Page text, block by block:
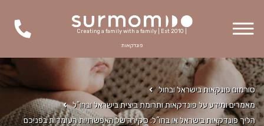
Creating a family with a family | Est 2010 |
פונדקאות
סורמום פונקאות בישראל ובחול
מאמרים ומידע על פונדקאות ותרומת ביצית בישראל ובחו"ל
הליך פונדקאות בישראל או בחו”ל: סקירה של האפשרויות העומדות בפניכם